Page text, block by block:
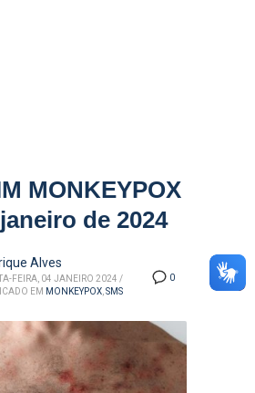
MONKEYPOX
de 2024
0
Alves
FEIRA, 04 JANEIRO 2024 /
EM MONKEYPOX SMS